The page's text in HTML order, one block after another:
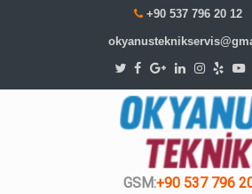
+90 537 796 20 12
GSM:+90 537 796